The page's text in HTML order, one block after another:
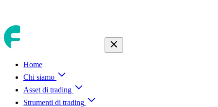
Home
Chi siamo
Asset di trading
Strumenti di trading